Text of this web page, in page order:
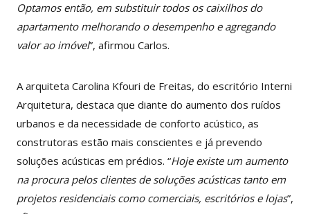
Optamos então, em substituir todos os caixilhos do
apartamento melhorando o desempenho e agregando
valor ao imóvel”, afirmou Carlos.
A arquiteta Carolina Kfouri de Freitas, do escritório Interni
Arquitetura, destaca que diante do aumento dos ruídos
urbanos e da necessidade de conforto acústico, as
construtoras estão mais conscientes e já prevendo
soluções acústicas em prédios. “Hoje existe um aumento
na procura pelos clientes de soluções acústicas tanto em
projetos residenciais como comerciais, escritórios e lojas”,